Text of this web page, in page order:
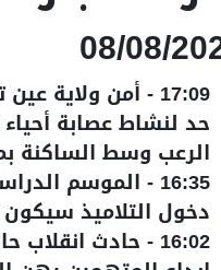
08/08/
17:09
- أمن ولاية
حد لنشاط عصابة
الرعب وسط الساكنة
16:35
-
دخول التلاميذ سيكون يوم 21
16:02
- حادث انقلاب